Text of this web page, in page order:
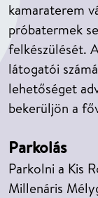
kamaraterem
próbatermek
felkészülését.
látogatói
lehetőséget
bekerüljön a
Parkolás
Parkolni a Kis
Millenáris